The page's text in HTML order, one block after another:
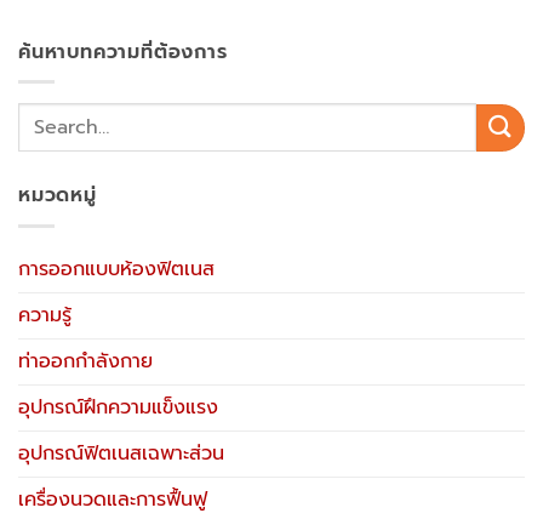
ค้นหาบทความที่ต้องการ
หมวดหมู่
การออกแบบห้องฟิตเนส
ความรู้
ท่าออกกำลังกาย
อุปกรณ์ฝึกความแข็งแรง
อุปกรณ์ฟิตเนสเฉพาะส่วน
เครื่องนวดและการฟื้นฟู